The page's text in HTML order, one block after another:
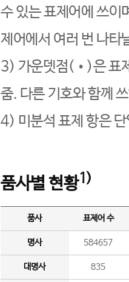
수 있는 표제어에 쓰이
제어에서 여러 번 나타
3) 가운뎃점(•)은 표
줌. 다른 기호와 함께
4) 미분석 표제 항은
품사별 현황1)
품사 표제어 수
명사 584657
대명사 835